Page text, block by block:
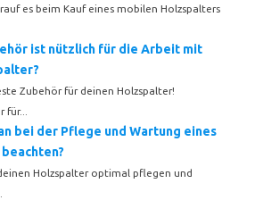
es beim Kauf eines mobilen Holzspalters
ist nützlich für die Arbeit mit
Zubehör für deinen Holzspalter!
bei der Pflege und Wartung eines
Holzspalter optimal pflegen und